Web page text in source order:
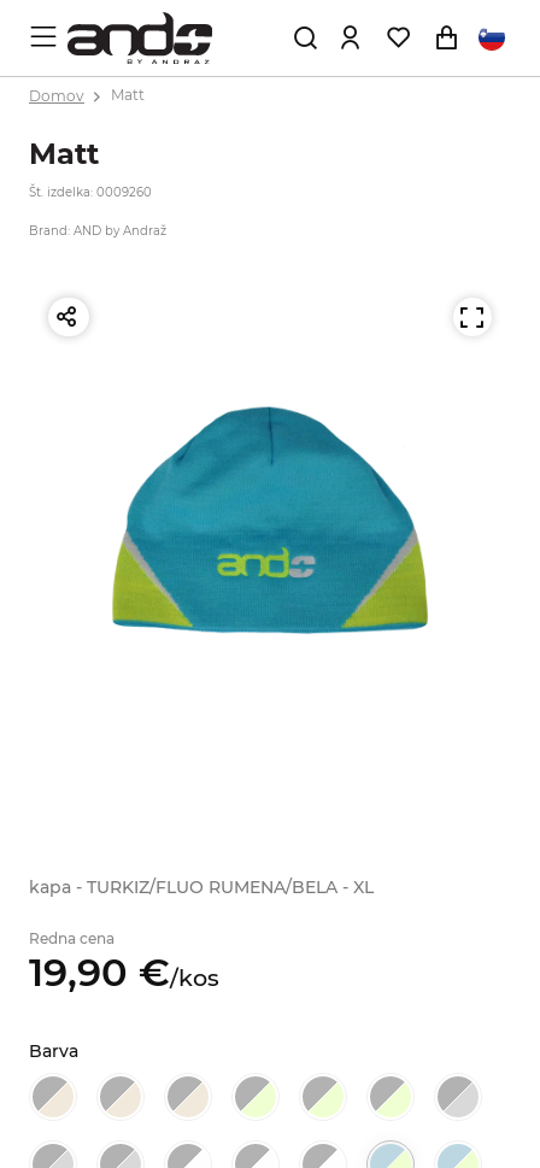
Domov Matt
Matt
Št. izdelka: 0009260
Brand: AND by Andraž
kapa - TURKIZ/FLUO RUMENA/BELA - XL
Redna cena
19,90 €/kos
Barva